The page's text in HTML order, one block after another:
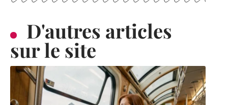
D'autres articles
sur le site